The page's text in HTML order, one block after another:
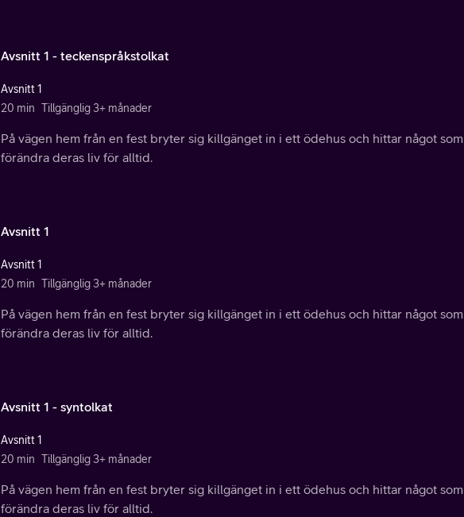
Avsnitt 1 - teckenspråkstolkat
Avsnitt 1
20 min Tillgänglig 3+ månader
På vägen hem från en fest bryter sig killgänget in i ett ödehus och hittar något
förändra deras liv för alltid.
Avsnitt 1
Avsnitt 1
20 min Tillgänglig 3+ månader
På vägen hem från en fest bryter sig killgänget in i ett ödehus och hittar något
förändra deras liv för alltid.
Avsnitt 1 - syntolkat
Avsnitt 1
20 min Tillgänglig 3+ månader
På vägen hem från en fest bryter sig killgänget in i ett ödehus och hittar något
förändra deras liv för alltid.